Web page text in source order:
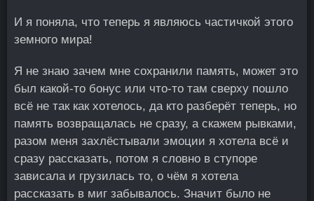
И я поняла, что теперь я являюсь частичкой этого
земного мира!
Я не знаю зачем мне сохранили память, может это
был какой-то бонус или что-то там сверху пошло
всё не так как хотелось, да кто разберёт теперь, но
память возвращалась не сразу, а скажем рывками,
разом меня захлёстывали эмоции я хотела всё и
сразу рассказать, потом я словно в ступоре
зависала и грузилась то, о чём я хотела
рассказать в миг забывалось. Значит было не